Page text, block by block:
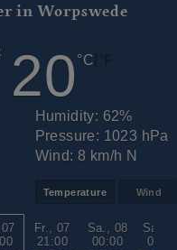
in Worpswede
20 °C
Humidity: 62%
Pressure: 1023 hPa
Wind:8 km/h N
Temperature Wind
Fr., 07
21:00
Sa., 08
00:00
Sa., 08
03:00